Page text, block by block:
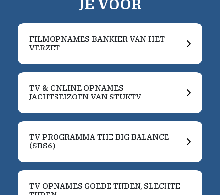
JE VOOR
FILMOPNAMES BANKIER VAN HET
VERZET
TV & ONLINE OPNAMES
JACHTSEIZOEN VAN STUKTV
TV-PROGRAMMA THE BIG BALANCE
(SBS6)
TV OPNAMES GOEDE TIJDEN, SLECHTE